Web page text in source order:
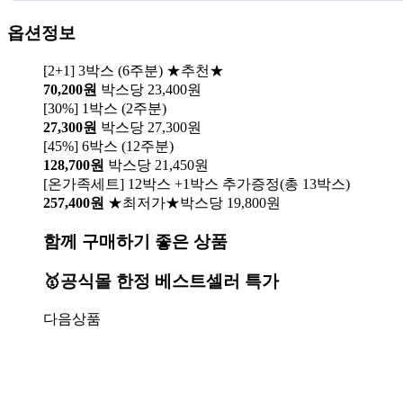
옵션정보
[2+1] 3박스 (6주분) ★추천★
70,200원 박스당 23,400원
[30%] 1박스 (2주분)
27,300원 박스당 27,300원
[45%] 6박스 (12주분)
128,700원 박스당 21,450원
[온가족세트] 12박스 +1박스 추가증정(총 13박스)
257,400원 ★최저가★박스당 19,800원
함께 구매하기 좋은 상품
🥇공식몰 한정 베스트셀러 특가
다음상품